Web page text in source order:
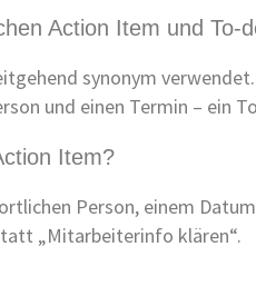
Action Item und To-
synonym
und einen Termin – ein
Item?
Person, einem
„Mitarbeiterinfo klären“.